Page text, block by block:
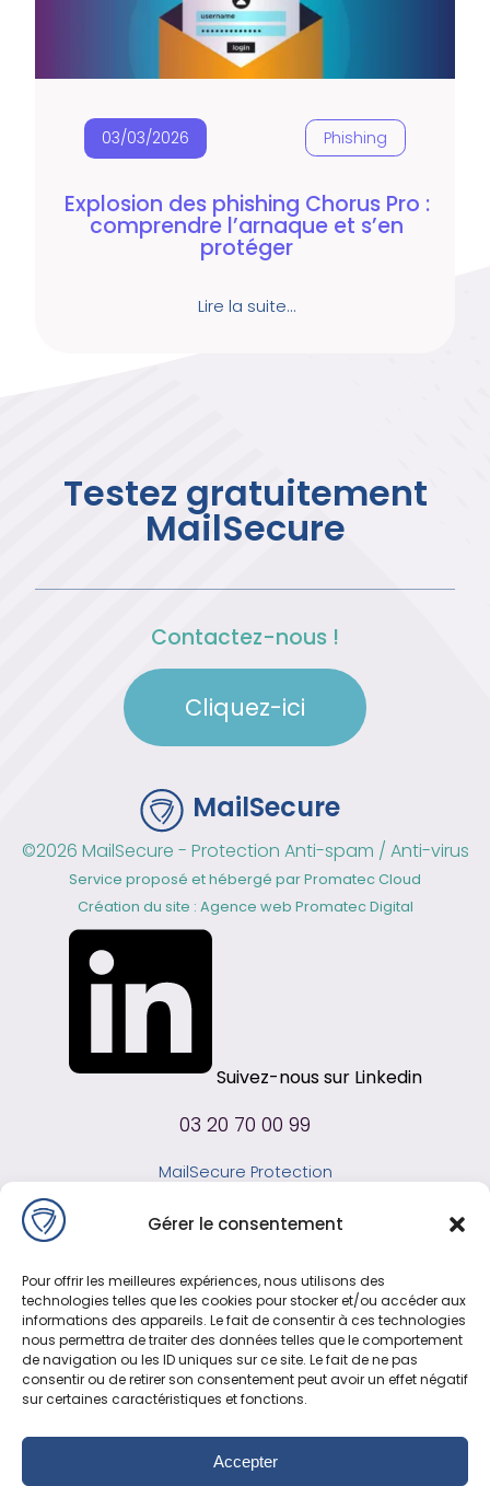
Gérer le consentement
Pour offrir les meilleures expériences, nous utilisons des
technologies telles que les cookies pour stocker et/ou accéder aux
informations des appareils. Le fait de consentir à ces technologies
nous permettra de traiter des données telles que le comportement
de navigation ou les ID uniques sur ce site. Le fait de ne pas
consentir ou de retirer son consentement peut avoir un effet négatif
sur certaines caractéristiques et fonctions.
Accepter
03/03/2026 Phishing
Explosion des phishing Chorus Pro :
comprendre l’arnaque et s’en
protéger
Lire la suite…
Testez gratuitement
MailSecure
Contactez-nous !
Cliquez-ici
MailSecure
©2026 MailSecure - Protection Anti-spam / Anti-virus
Service proposé et hébergé parPromatec Cloud
Création du site : Agence web Promatec Digital
Suivez-nous sur Linkedin
03 20 70 00 99
MailSecure Protection
MailSecure IA
Partenaire MSP
Blog
Mentions légales
Comment ne plus recevoir de spam dans votre boîte mail